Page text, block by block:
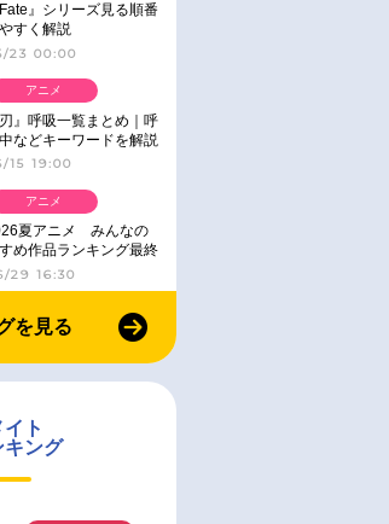
』シリーズ見る順番
すく解説
23 00:00
刃』呼吸一覧まとめ｜呼
などキーワードを解説
15 19:00
アニメ
夏アニメ みんなの
め作品ランキング最終
29 16:30
アニメ
を見る
ト
キング